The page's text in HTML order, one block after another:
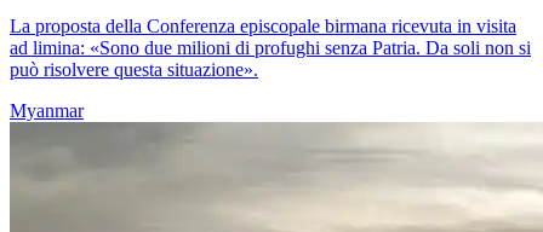
La proposta della Conferenza episcopale birmana ricevuta in visita
ad limina: «Sono due milioni di profughi senza Patria. Da soli non si
può risolvere questa situazione».
Myanmar